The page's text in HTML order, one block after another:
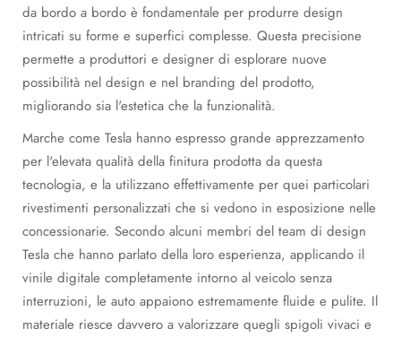
da bordo a bordo è fondamentale per produrre design
intricati su forme e superfici complesse. Questa precisione
permette a produttori e designer di esplorare nuove
possibilità nel design e nel branding del prodotto,
migliorando sia l'estetica che la funzionalità.
Marche come Tesla hanno espresso grande apprezzamento
per l'elevata qualità della finitura prodotta da questa
tecnologia, e la utilizzano effettivamente per quei particolari
rivestimenti personalizzati che si vedono in esposizione nelle
concessionarie. Secondo alcuni membri del team di design
Tesla che hanno parlato della loro esperienza, applicando il
vinile digitale completamente intorno al veicolo senza
interruzioni, le auto appaiono estremamente fluide e pulite. Il
materiale riesce davvero a valorizzare quegli spigoli vivaci e